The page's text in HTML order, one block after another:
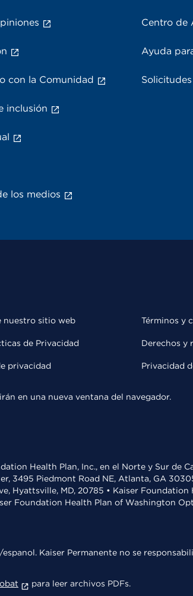
con la Comunidad
inclusión
los medios
Centro de
Ayuda
nuestro sitio web
de Privacidad
privacidad
Términos y
Derechos y
Privacidad
en una nueva ventana del navegador.
Health Plan, Inc., en el Norte y Sur de
3495 Piedmont Road NE, Atlanta, GA
Hyattsville, MD, 20785 • Kaiser
Foundation Health Plan of Washington
espanol. Kaiser Permanente no se
para leer archivos PDFs.